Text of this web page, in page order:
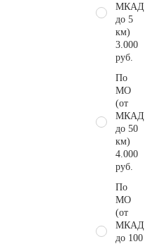
МКАД
до 5
км)
3.000
руб.
По
МО
(от
МКАД
до 50
км)
4.000
руб.
По
МО
(от
МКАД
до 100